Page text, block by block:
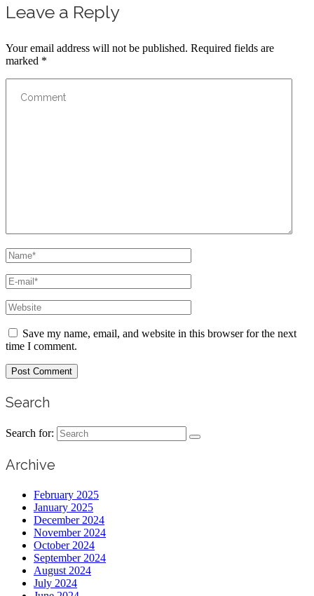
Leave a Reply
Your email address will not be published. Required fields are
marked *
Save my name, email, and website in this browser for the next
time I comment.
Search
Search for:
Archive
February 2025
January 2025
December 2024
November 2024
October 2024
September 2024
August 2024
July 2024